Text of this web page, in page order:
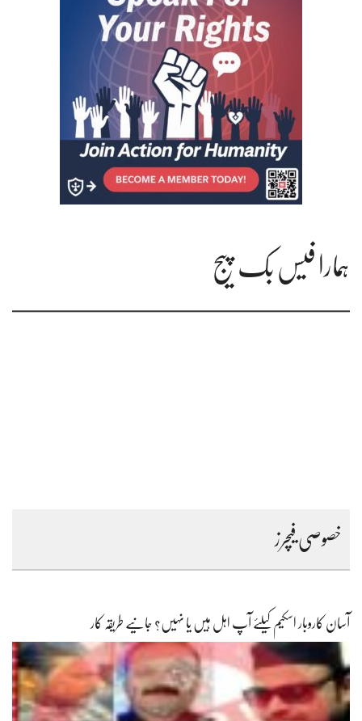
ہمارا فیس بک پیج
خصوصی فیچرز
آسان کاروبار اسکیم کیلئے آپ اہل ہیں یا نہیں؟ جانیے طریقہ کار